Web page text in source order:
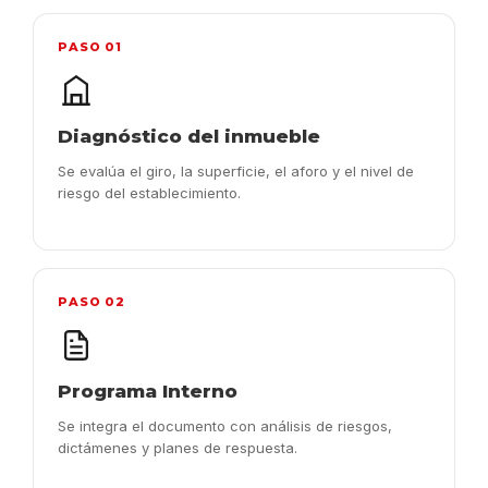
PASO 01
Diagnóstico del inmueble
Se evalúa el giro, la superficie, el aforo y el nivel de
riesgo del establecimiento.
PASO 02
Programa Interno
Se integra el documento con análisis de riesgos,
dictámenes y planes de respuesta.